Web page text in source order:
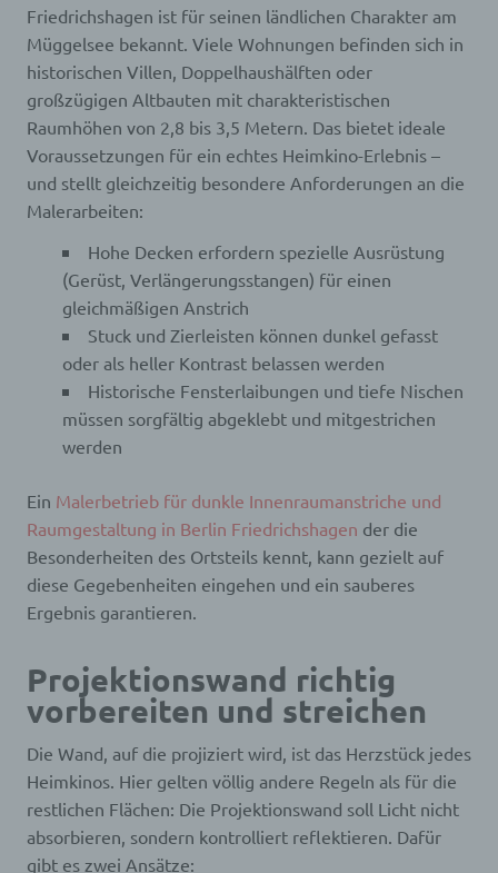
Friedrichshagen ist für seinen ländlichen Charakter am
Müggelsee bekannt. Viele Wohnungen befinden sich in
historischen Villen, Doppelhaushälften oder
großzügigen Altbauten mit charakteristischen
Raumhöhen von 2,8 bis 3,5 Metern. Das bietet ideale
Voraussetzungen für ein echtes Heimkino-Erlebnis –
und stellt gleichzeitig besondere Anforderungen an die
Malerarbeiten:
Hohe Decken erfordern spezielle Ausrüstung
(Gerüst, Verlängerungsstangen) für einen
gleichmäßigen Anstrich
Stuck und Zierleisten können dunkel gefasst
oder als heller Kontrast belassen werden
Historische Fensterlaibungen und tiefe Nischen
müssen sorgfältig abgeklebt und mitgestrichen
werden
Ein Malerbetrieb für dunkle Innenraumanstriche und
Raumgestaltung in Berlin Friedrichshagen der die
Besonderheiten des Ortsteils kennt, kann gezielt auf
diese Gegebenheiten eingehen und ein sauberes
Ergebnis garantieren.
Projektionswand richtig
vorbereiten und streichen
Die Wand, auf die projiziert wird, ist das Herzstück jedes
Heimkinos. Hier gelten völlig andere Regeln als für die
restlichen Flächen: Die Projektionswand soll Licht nicht
absorbieren, sondern kontrolliert reflektieren. Dafür
gibt es zwei Ansätze: